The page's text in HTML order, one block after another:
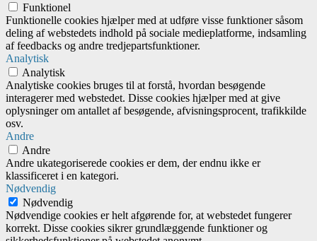
Funktionel
Funktionelle cookies hjælper med at udføre visse funktioner såsom
deling af webstedets indhold på sociale medieplatforme, indsamling
af feedbacks og andre tredjepartsfunktioner.
Analytisk
Analytisk
Analytiske cookies bruges til at forstå, hvordan besøgende
interagerer med webstedet. Disse cookies hjælper med at give
oplysninger om antallet af besøgende, afvisningsprocent, trafikkilde
osv.
Andre
Andre
Andre ukategoriserede cookies er dem, der endnu ikke er
klassificeret i en kategori.
Nødvendig
Nødvendig
Nødvendige cookies er helt afgørende for, at webstedet fungerer
korrekt. Disse cookies sikrer grundlæggende funktioner og